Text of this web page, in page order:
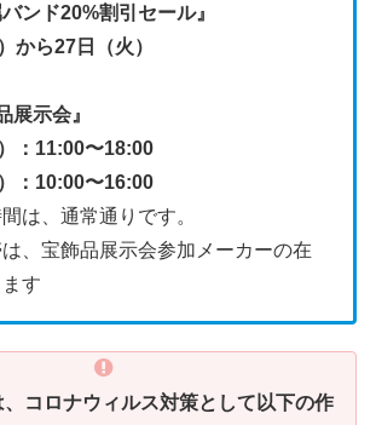
ンド20%割引セール』
から27日（火）
展示会』
：11:00〜18:00
：10:00〜16:00
は、通常通りです。
、宝飾品展示会参加メーカーの在
す
コロナウィルス対策として以下の作